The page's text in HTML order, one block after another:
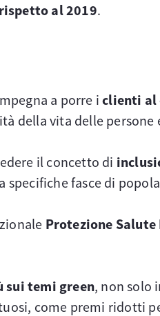
al 2019.
a porre iclienti al
della vita delle persone
il concetto di
specifiche fasce di
Protezione Salute
sui temi green, non solo
come premi ridotti